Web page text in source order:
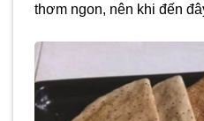
thơm ngon, nên khi đến